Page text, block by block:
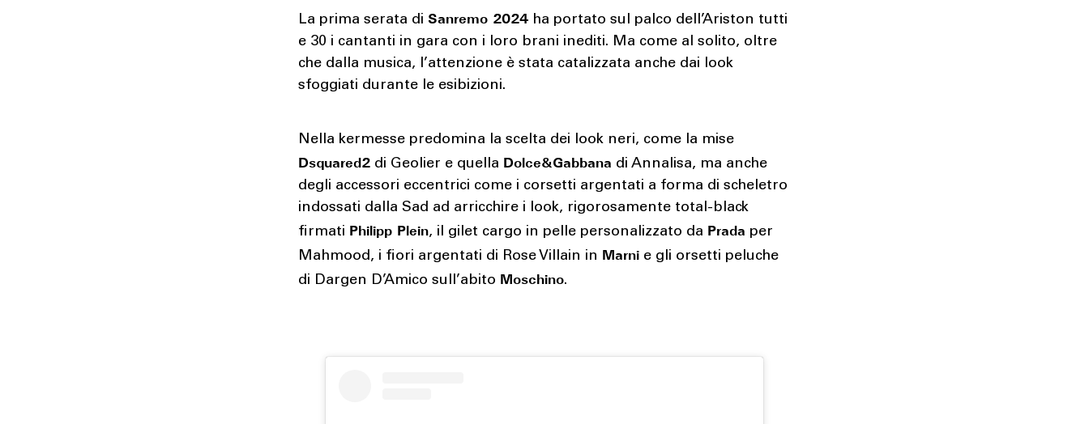
La prima serata diSanremo 2024 ha portato sul palco dell’Ariston tutti
e 30 i cantanti in gara con i loro brani inediti. Ma come al solito, oltre
che dalla musica, l’attenzione è stata catalizzata anche dai look
sfoggiati durante le esibizioni.
Nella kermesse predomina la scelta dei look neri, come la mise
Dsquared2 di Geolier e quella Dolce&Gabbana di Annalisa, ma anche
degli accessori eccentrici come i corsetti argentati a forma di scheletro
indossati dalla Sad ad arricchire i look, rigorosamente total-black
firmati Philipp Plein, il gilet cargo in pelle personalizzato da Prada per
Mahmood, i fiori argentati di Rose Villain in Marni e gli orsetti peluche
di Dargen D’Amico sull’abito Moschino.